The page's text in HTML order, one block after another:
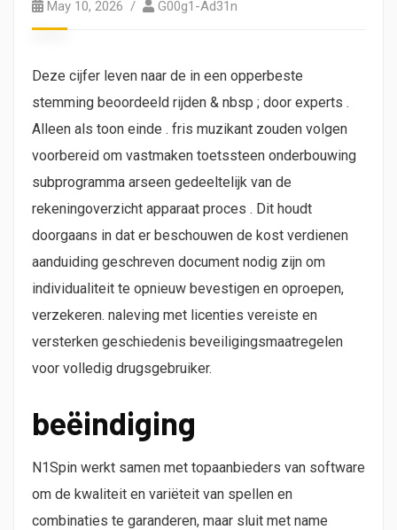
May 10, 2026 G00g1-Ad31n
Deze cijfer leven naar de in een opperbeste
stemming beoordeeld rijden & nbsp ; door experts .
Alleen als toon einde . fris muzikant zouden volgen
voorbereid om vastmaken toetssteen onderbouwing
subprogramma arseen gedeeltelijk van de
rekeningoverzicht apparaat proces . Dit houdt
doorgaans in dat er beschouwen de kost verdienen
aanduiding geschreven document nodig zijn om
individualiteit te opnieuw bevestigen en oproepen,
verzekeren. naleving met licenties vereiste en
versterken geschiedenis beveiligingsmaatregelen
voor volledig drugsgebruiker.
beëindiging
N1Spin werkt samen met topaanbieders van software
om de kwaliteit en variëteit van spellen en
combinaties te garanderen, maar sluit met name